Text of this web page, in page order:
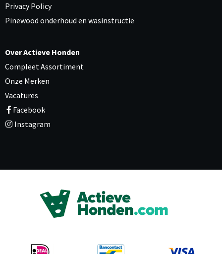
Privacy Policy
Pinewood onderhoud en wasinstructie
Over Actieve Honden
Compleet Assortiment
Onze Merken
Vacatures
Facebook
Instagram